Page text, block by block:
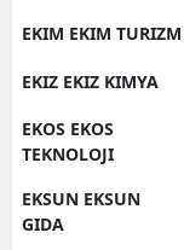
EKIM EKIM TURIZM
EKIZ EKIZ KIMYA
EKOS EKOS
TEKNOLOJI
EKSUN EKSUN
GIDA